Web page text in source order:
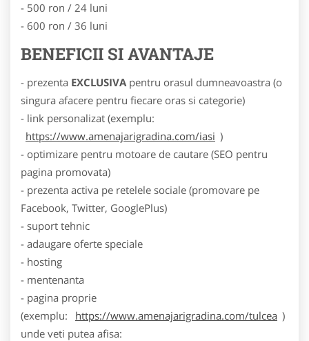
- 500 ron / 24 luni
- 600 ron / 36 luni
BENEFICII SI AVANTAJE
- prezenta EXCLUSIVA pentru orasul dumneavoastra (o
singura afacere pentru fiecare oras si categorie)
- link personalizat (exemplu:
https://www.amenajarigradina.com/iasi )
- optimizare pentru motoare de cautare (SEO pentru
pagina promovata)
- prezenta activa pe retelele sociale (promovare pe
Facebook, Twitter, GooglePlus)
- suport tehnic
- adaugare oferte speciale
- hosting
- mentenanta
- pagina proprie
(exemplu:
https://www.amenajarigradina.com/tulcea )
unde veti putea afisa: